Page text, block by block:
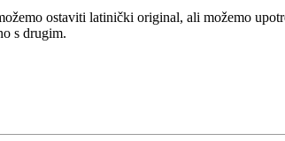
ostaviti latinički original, ali možemo
s drugim.